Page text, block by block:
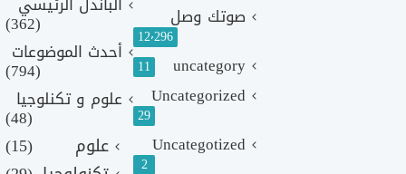
صوتك وصل
12٬296
uncategory
11
Uncategorized
29
Uncategotized
2
(362)
أحدث الموضوعات
(794)
علوم و تكنلوجيا
(48)
علوم
(15)